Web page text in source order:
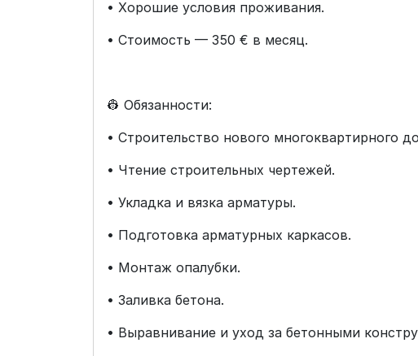
• Хорошие условия проживания.
• Стоимость — 350 € в месяц.
👷 Обязанности:
• Строительство нового многоквартирного
• Чтение строительных чертежей.
• Укладка и вязка арматуры.
• Подготовка арматурных каркасов.
• Монтаж опалубки.
• Заливка бетона.
• Выравнивание и уход за бетонными